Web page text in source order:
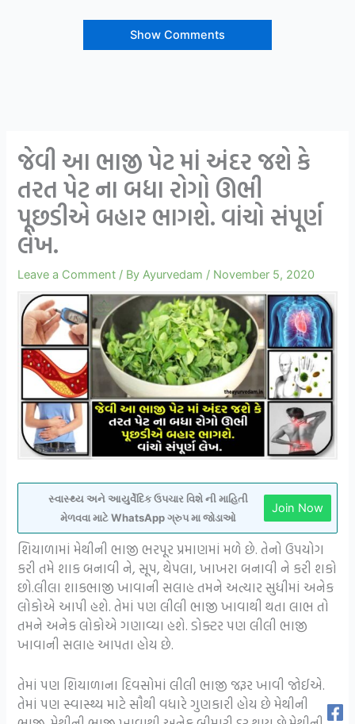
Show Comments
જેવી આ ભાજી પેટ માં અંદર જશે કે
તરત પેટ ના બધા રોગો ઊભી
પૂછડીએ બહાર ભાગશે. વાંચો સંપૂર્ણ
લેખ.
Leave a Comment / ByAyurvedam / November 5, 2020
સ્વાસ્થ્ય અને આયુર્વેદિક ઉપચાર વિશે ની માહિતી
મેળવવા માટે WhatsApp ગ્રુપ મા જોડાઓ
Join Now
શિયાળામાં મેથીની ભાજી ભરપૂર પ્રમાણમાં મળે છે. તેનો ઉપયોગ
કરી તમે શાક બનાવી ને, સૂપ, થેપલા, ખાખરા બનાવી ને કરી શકો
છો.લીલા શાકભાજી ખાવાની સલાહ તમને અત્યાર સુધીમાં અનેક
લોકોએ આપી હશે. તેમાં પણ લીલી ભાજી ખાવાથી થતા લાભ તો
તમને અનેક લોકોએ ગણાવ્યા હશે. ડોક્ટર પણ લીલી ભાજી
ખાવાની સલાહ આપતા હોય છે.
તેમાં પણ શિયાળાના દિવસોમાં લીલી ભાજી જરૂર ખાવી જોઈએ.
તેમાં પણ સ્વાસ્થ્ય માટે સૌથી વધારે ગુણકારી હોય છે મેથીની